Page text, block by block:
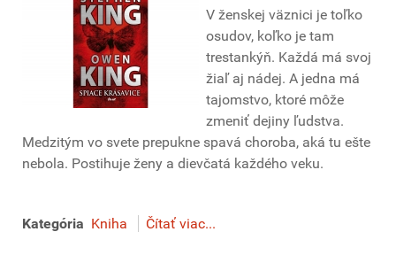
V ženskej väznici je toľko
osudov, koľko je tam
trestankýň. Každá má svoj
žiaľ aj nádej. A jedna má
tajomstvo, ktoré môže
zmeniť dejiny ľudstva.
Medzitým vo svete prepukne spavá choroba, aká tu ešte
nebola. Postihuje ženy a dievčatá každého veku.
Kategória Kniha Čítať viac...